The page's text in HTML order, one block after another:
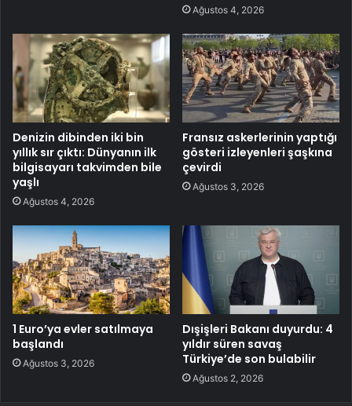
Ağustos 4, 2026
Denizin dibinden iki bin
yıllık sır çıktı: Dünyanın ilk
bilgisayarı takvimden bile
yaşlı
Ağustos 4, 2026
Fransız askerlerinin yaptığı
gösteri izleyenleri şaşkına
çevirdi
Ağustos 3, 2026
1 Euro’ya evler satılmaya
başlandı
Ağustos 3, 2026
Dışişleri Bakanı duyurdu: 4
yıldır süren savaş
Türkiye’de son bulabilir
Ağustos 2, 2026